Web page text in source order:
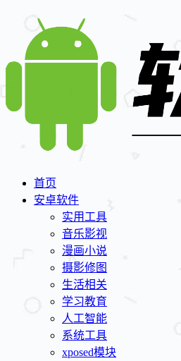
首页
安卓软件
实用工具
音乐影视
漫画小说
摄影修图
生活相关
学习教育
人工智能
系统工具
xposed模块